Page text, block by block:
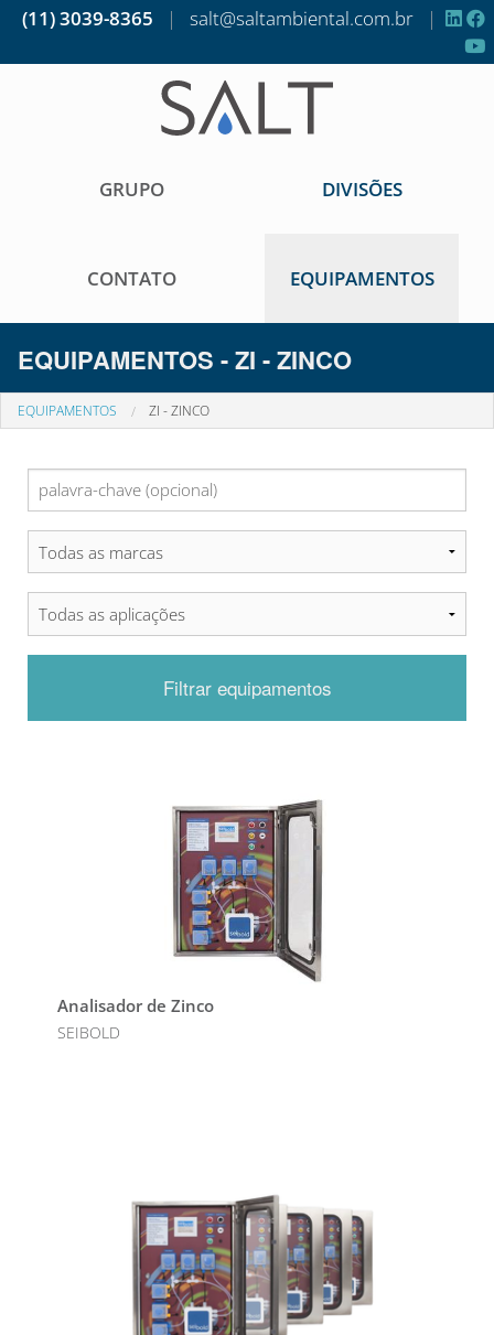
(11) 3039-8365 | salt@saltambiental.com.br |
GRUPO DIVISÕES
CONTATO EQUIPAMENTOS
EQUIPAMENTOS - ZI - ZINCO
EQUIPAMENTOS ZI - ZINCO
Filtrar equipamentos
Analisador de Zinco
SEIBOLD